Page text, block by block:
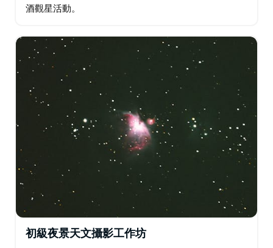
酒觀星活動。
初級夜景天文攝影工作坊